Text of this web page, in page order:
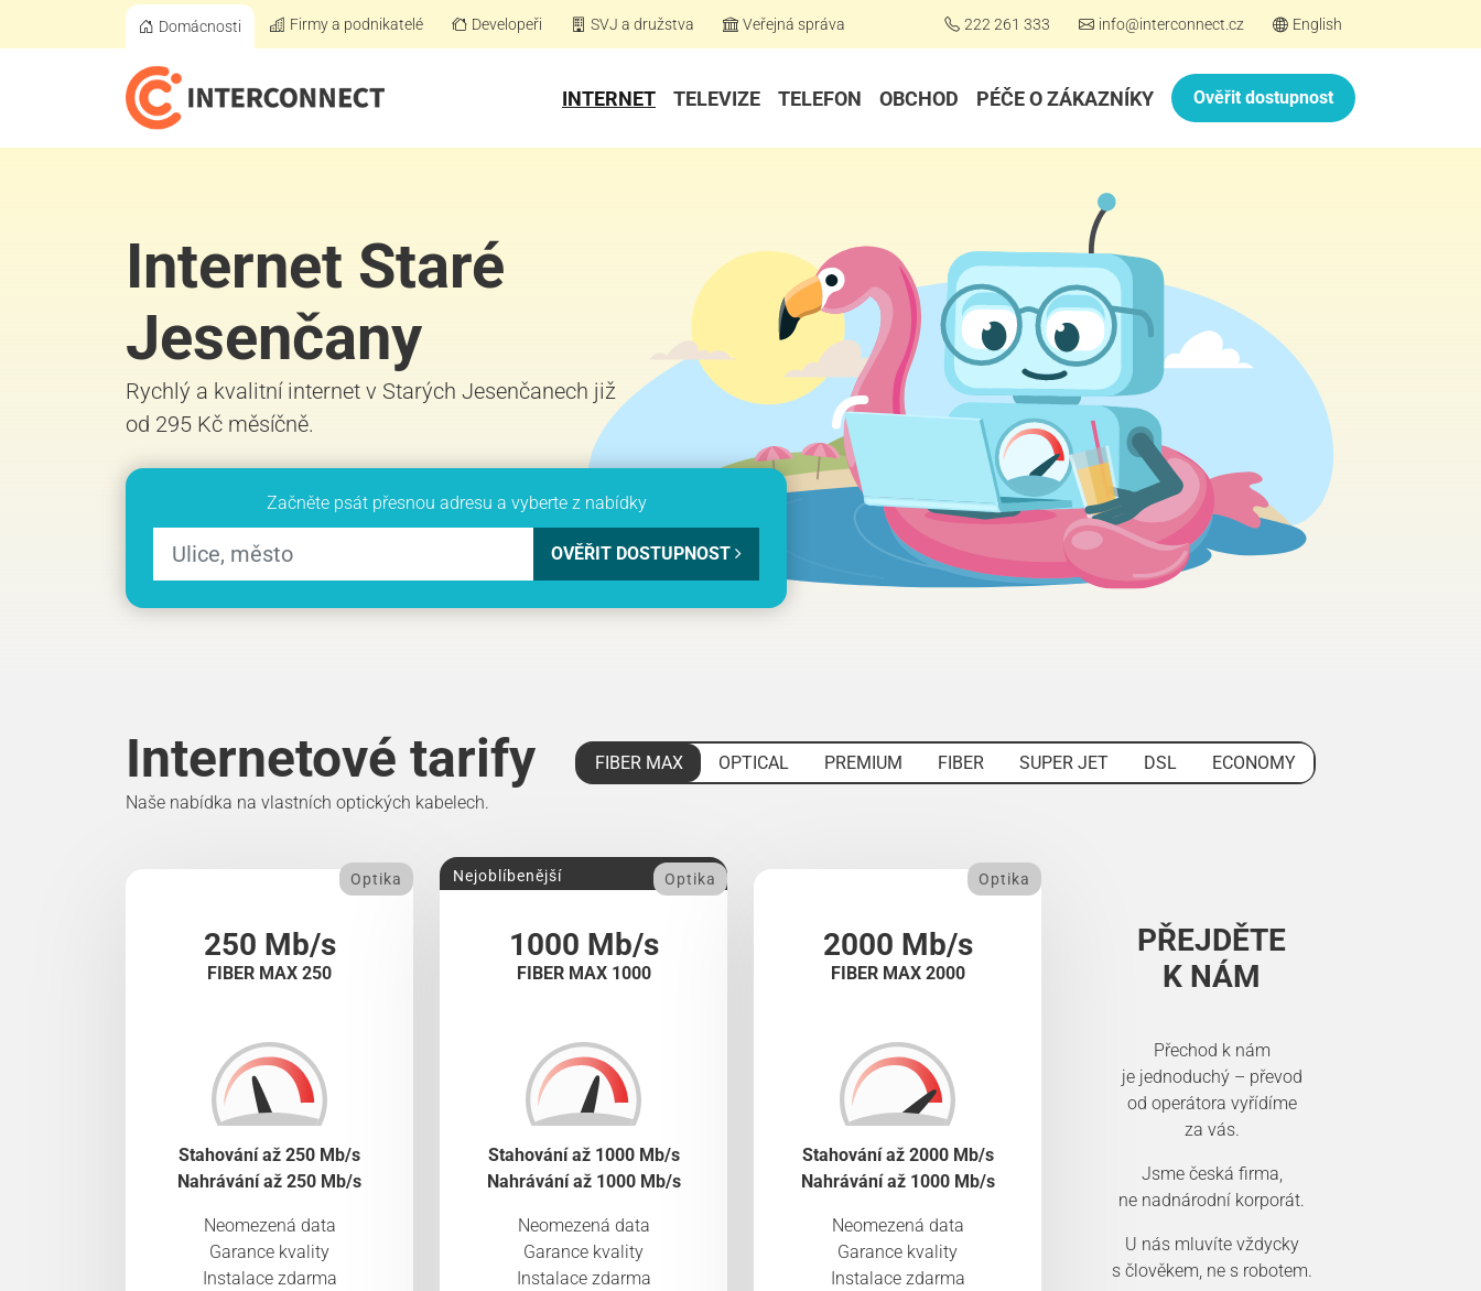
Domácnosti Firmy a podnikatelé Developeři SVJ a družstva Veřejná správa 222 261 333 info@interconnect.cz English
INTERNET TELEVIZE TELEFON OBCHOD PÉČE O ZÁKAZNÍKY Ověřit dostupnost
Internet Staré
Jesenčany
Rychlý a kvalitní internet v Starých Jesenčanech již
od 295 Kč měsíčně.
Začněte psát přesnou adresu a vyberte z nabídky
OVĚŘIT DOSTUPNOST
Internetové tarify FIBER MAX OPTICAL PREMIUM FIBER SUPER JET DSL
ECONOMY
Naše nabídka na vlastních optických kabelech.
250 Mb/s
FIBER MAX 250
Optika
Stahování až 250 Mb/s
Nahrávání až 250 Mb/s
Neomezená data
Garance kvality
Instalace zdarma
1000 Mb/s
FIBER MAX 1000
Nejoblíbenější Optika
Stahování až 1000 Mb/s
Nahrávání až 1000 Mb/s
Neomezená data
Garance kvality
Instalace zdarma
2000 Mb/s
FIBER MAX 2000
Optika
Stahování až 2000 Mb/s
Nahrávání až 1000 Mb/s
Neomezená data
Garance kvality
Instalace zdarma
PŘEJDĚTE
K NÁM
Přechod k nám
je jednoduchý – převod
od operátora vyřídíme
za vás.
Jsme česká firma,
ne nadnárodní korporát.
U nás mluvíte vždycky
s člověkem, ne s robotem.